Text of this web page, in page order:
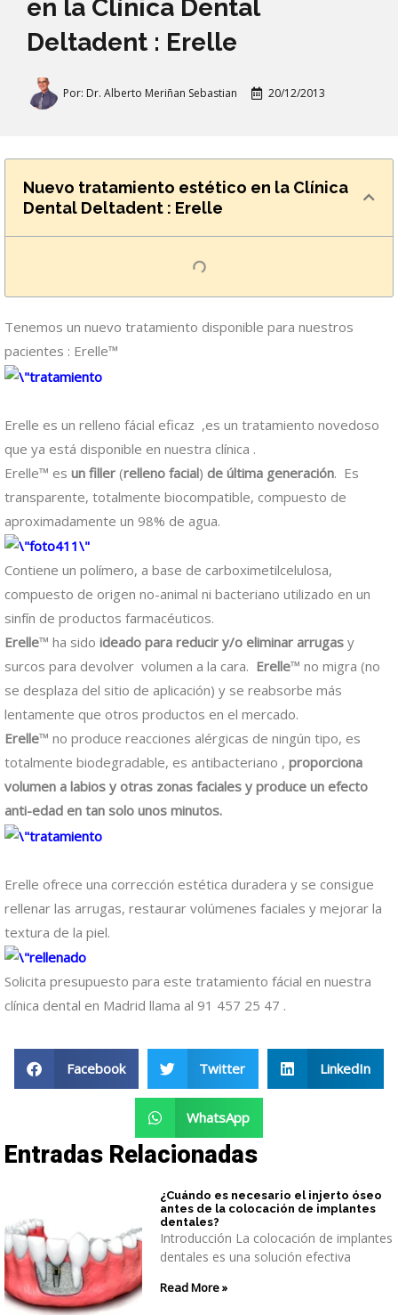
en la Clínica Dental
Deltadent : Erelle
Por: Dr. Alberto Meriñan Sebastian 20/12/2013
Nuevo tratamiento estético en la Clínica
Dental Deltadent : Erelle
Tenemos un nuevo tratamiento disponible para nuestros
pacientes : Erelle™
Erelle es un relleno fácial eficaz ,es un tratamiento novedoso
que ya está disponible en nuestra clínica .
Erelle™ es un filler (relleno facial) de última generación. Es
transparente, totalmente biocompatible, compuesto de
aproximadamente un 98% de agua.
Contiene un polímero, a base de carboximetilcelulosa,
compuesto de origen no-animal ni bacteriano utilizado en un
sinfín de productos farmacéuticos.
Erelle™ ha sido ideado para reducir y/o eliminar arrugas y
surcos para devolver volumen a la cara. Erelle™ no migra (no
se desplaza del sitio de aplicación) y se reabsorbe más
lentamente que otros productos en el mercado.
Erelle™ no produce reacciones alérgicas de ningún tipo, es
totalmente biodegradable, es antibacteriano , proporciona
volumen a labios y otras zonas faciales y produce un efecto
anti-edad en tan solo unos minutos.
Erelle ofrece una corrección estética duradera y se consigue
rellenar las arrugas, restaurar volúmenes faciales y mejorar la
textura de la piel.
Solicita presupuesto para este tratamiento fácial en nuestra
clínica dental en Madrid llama al 91 457 25 47 .
Facebook Twitter LinkedIn
WhatsApp
Entradas Relacionadas
¿Cuándo es necesario el injerto óseo
antes de la colocación de implantes
dentales?
Introducción La colocación de implantes
dentales es una solución efectiva
Read More »